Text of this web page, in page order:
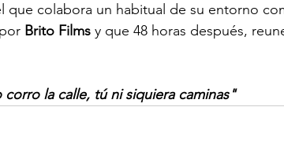
que colabora un habitual de su entorno
Brito Films y que 48 horas después,
corro la calle, tú ni siquiera caminas"